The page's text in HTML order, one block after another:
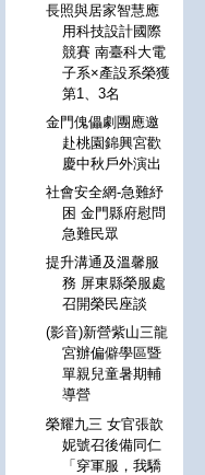
長照與居家智慧應
用科技設計國際
競賽 南臺科大電
子系×產設系榮獲
第1、3名
金門傀儡劇團應邀
赴桃園錦興宮歡
慶中秋戶外演出
社會安全網-急難紓
困 金門縣府慰問
急難民眾
提升溝通及溫馨服
務 屏東縣榮服處
召開榮民座談
(影音)新營紫山三龍
宮辦偏僻學區暨
單親兒童暑期輔
導營
榮耀九三 女官張歆
妮號召後備同仁
「穿軍服，我驕